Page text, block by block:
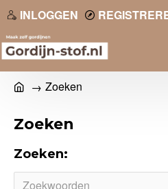
INLOGGEN
Zoeken
Zoeken
Zoeken: